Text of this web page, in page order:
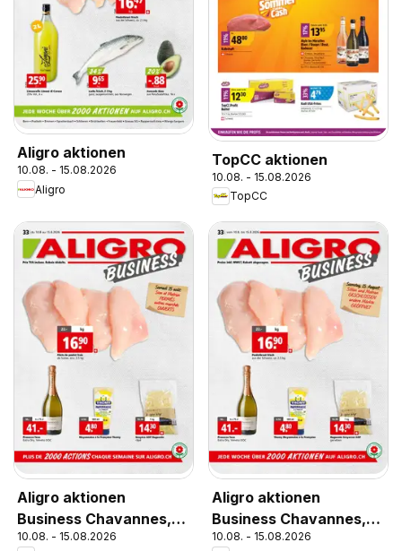
Aligro aktionen
10.08. - 15.08.2026
Aligro
TopCC aktionen
10.08. - 15.08.2026
TopCC
Aligro aktionen
Business Chavannes,
Matran, Genève, Sion
10.08. - 15.08.2026
Aligro aktionen
Business Chavannes,
Matran, Genf, Sitten
10.08. - 15.08.2026